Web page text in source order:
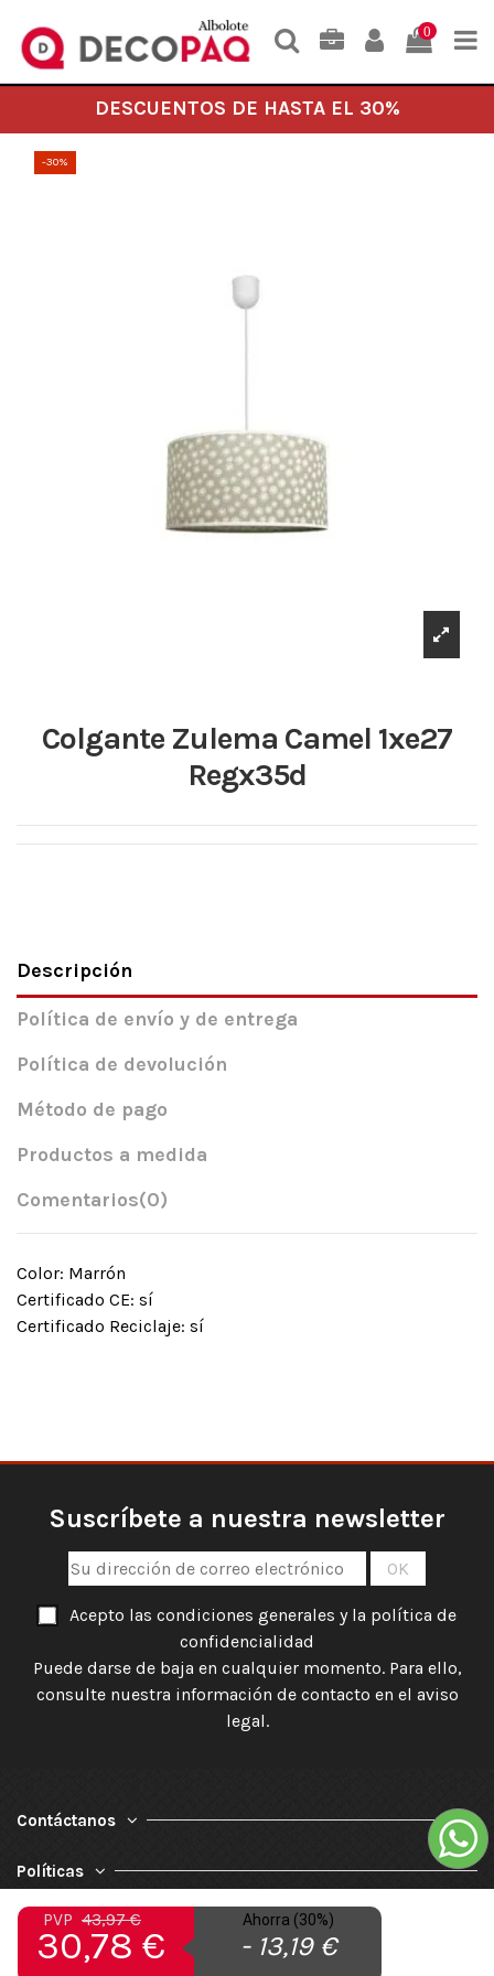
0
DESCUENTOS DE HASTA EL 30%
-30%
Colgante Zulema Camel 1xe27
Regx35d
PVP 43,97 €
30,78 €
Ahorra (30%)
- 13,19 €
Descripción
Política de envío y de entrega
Política de devolución
Método de pago
Productos a medida
Comentarios(0)
Color: Marrón
Certificado CE: sí
Certificado Reciclaje: sí
Suscríbete a nuestra newsletter
Acepto las condiciones generales y la política de
confidencialidad
Puede darse de baja en cualquier momento. Para ello,
consulte nuestra información de contacto en el aviso
legal.
Contáctanos
Políticas
Nuestra Empresa